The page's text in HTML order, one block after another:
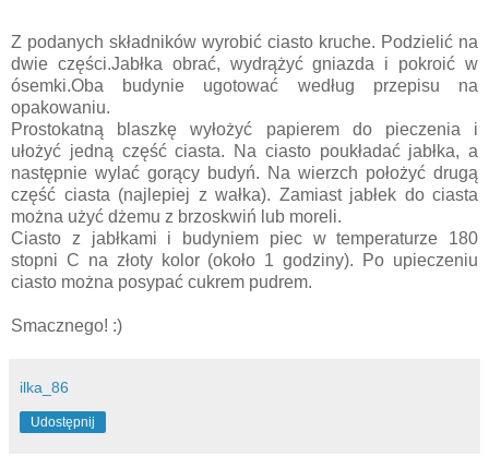
Z podanych składników wyrobić ciasto kruche. Podzielić na
dwie części.Jabłka obrać, wydrążyć gniazda i pokroić w
ósemki.Oba budynie ugotować według przepisu na
opakowaniu.
Prostokatną blaszkę wyłożyć papierem do pieczenia i
ułożyć jedną część ciasta. Na ciasto poukładać jabłka, a
następnie wylać gorący budyń. Na wierzch położyć drugą
część ciasta (najlepiej z wałka). Zamiast jabłek do ciasta
można użyć dżemu z brzoskwiń lub moreli.
Ciasto z jabłkami i budyniem piec w temperaturze 180
stopni C na złoty kolor (około 1 godziny). Po upieczeniu
ciasto można posypać cukrem pudrem.
Smacznego! :)
ilka_86
Udostępnij